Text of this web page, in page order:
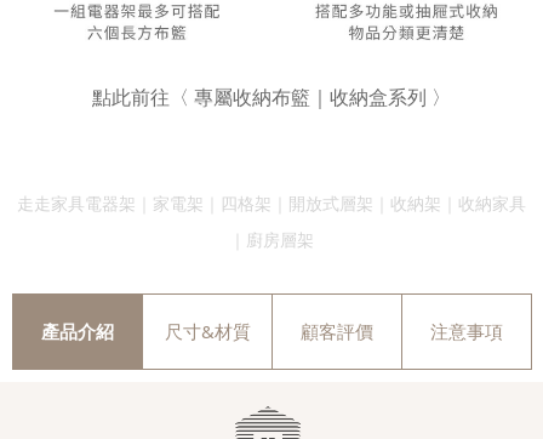
點此前往〈 專屬收納布籃 ｜ 收納盒系列 〉
走走家具電器架｜家電架｜四格架｜開放式層架｜收納架｜收納家具
｜廚房層架
產品介紹 尺寸&材質 顧客評價 注意事項